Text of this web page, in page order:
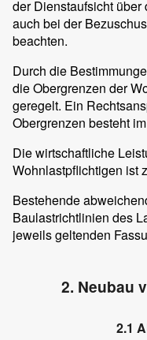
der Dienstaufsicht
auch bei der
beachten.
Durch die
die Obergrenzen der
geregelt. Ein
Obergrenzen besteht
Die wirtschaftliche
Wohnlastpflichtigen ist
Bestehende
Baulastrichtlinien des
jeweils geltenden
2. Neubau
2.1